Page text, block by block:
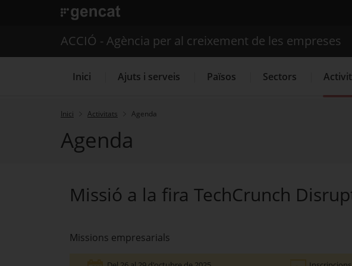
. Obre en una nova finestra.
Serveis d'internacionalització
ACCIÓ - Agència per al creixement de les empreses
Inici Ajuts i serveis Països Sectors
Inici Activitats Agenda
Agenda
Missió a la fira TechCrunch
Missions empresarials